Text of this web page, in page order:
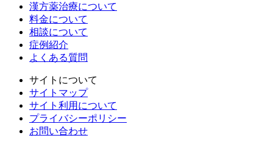
漢方薬治療について
料金について
相談について
症例紹介
よくある質問
サイトについて
サイトマップ
サイト利用について
プライバシーポリシー
お問い合わせ